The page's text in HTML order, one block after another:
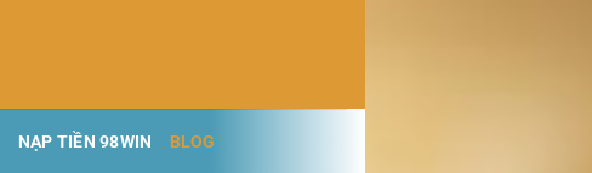
NẠP TIỀN 98WIN BLOG